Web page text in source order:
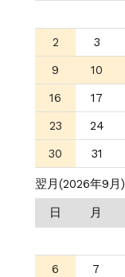
2
3
9
10
16
17
23
24
30
31
翌月(2026年9月)
日
月
6
7